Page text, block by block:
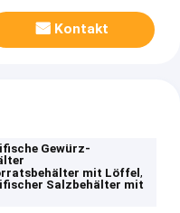
Kontakt
Gewürz-
mit Löffel,
Salzbehälter mit